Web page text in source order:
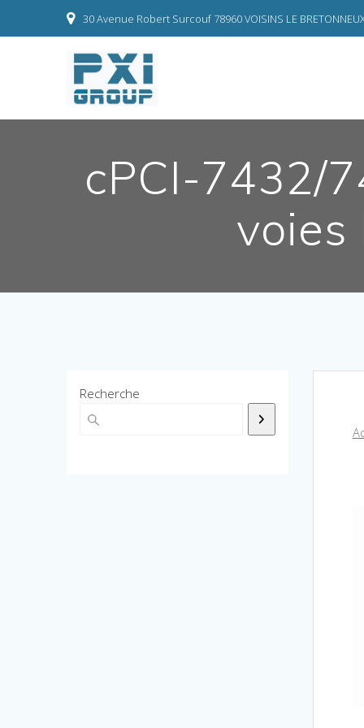
30 Avenue Robert Surcouf 78960 VOISINS LE
cPCI-7432/
voies
Recherche